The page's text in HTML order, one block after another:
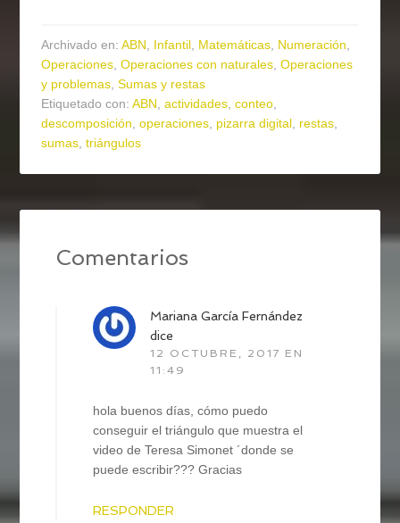
Archivado en:ABN Infantil Matemáticas Numeración
Operaciones ,Operaciones con naturales ,Operaciones
y problemas ,Sumas y restas
Etiquetado con:ABN ,actividades ,conteo
descomposición ,operaciones pizarra digital restas
sumas ,triángulos
Comentarios
Mariana García Fernández
dice
12 OCTUBRE, 2017 EN
11:49
hola buenos días, cómo puedo
conseguir el triángulo que muestra el
video de Teresa Simonet ´donde se
puede escribir??? Gracias
RESPONDER